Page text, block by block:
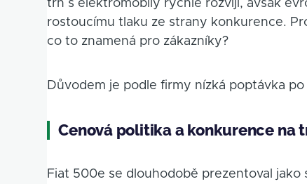
trh s elektromobily rychle rozvíjí, avšak
rostoucímu tlaku ze strany konkurence.
co to znamená pro zákazníky?
Důvodem je podle firmy nízká poptávka
Cenová politika a konkurence na
Fiat 500e se dlouhodobě prezentoval